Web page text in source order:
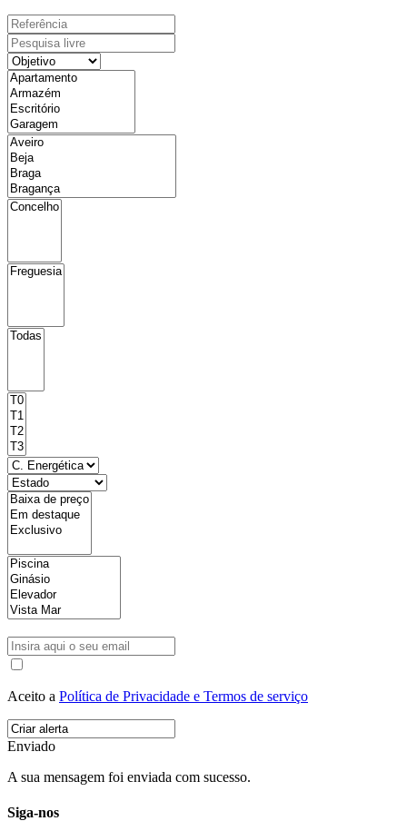
Aceito a Política de Privacidade e Termos de serviço
Enviado
A sua mensagem foi enviada com sucesso.
Siga-nos